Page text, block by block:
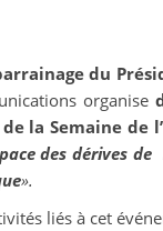
du
organise
la Semaine de
des dérives
».
liés à cet